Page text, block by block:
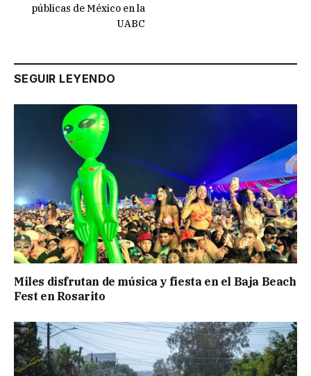
públicas de México en la
UABC
SEGUIR LEYENDO
Miles disfrutan de música y fiesta en el Baja Beach
Fest en Rosarito